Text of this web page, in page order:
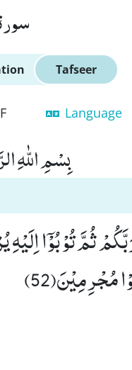
Tafseer
Language
بِسْمِ اللّٰهِ
ثُمَّ تُوْبُوْۤا
مُجْرِمِیْنَ(52)